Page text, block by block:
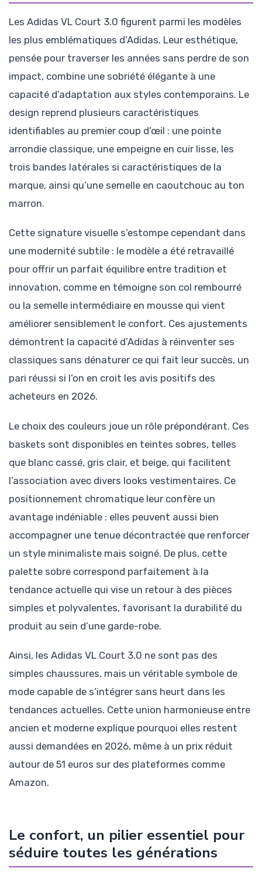
Les Adidas VL Court 3.0 figurent parmi les modèles
les plus emblématiques d’Adidas. Leur esthétique,
pensée pour traverser les années sans perdre de son
impact, combine une sobriété élégante à une
capacité d’adaptation aux styles contemporains. Le
design reprend plusieurs caractéristiques
identifiables au premier coup d’œil : une pointe
arrondie classique, une empeigne en cuir lisse, les
trois bandes latérales si caractéristiques de la
marque, ainsi qu’une semelle en caoutchouc au ton
marron.
Cette signature visuelle s’estompe cependant dans
une modernité subtile : le modèle a été retravaillé
pour offrir un parfait équilibre entre tradition et
innovation, comme en témoigne son col rembourré
ou la semelle intermédiaire en mousse qui vient
améliorer sensiblement le confort. Ces ajustements
démontrent la capacité d’Adidas à réinventer ses
classiques sans dénaturer ce qui fait leur succès, un
pari réussi si l’on en croit les avis positifs des
acheteurs en 2026.
Le choix des couleurs joue un rôle prépondérant. Ces
baskets sont disponibles en teintes sobres, telles
que blanc cassé, gris clair, et beige, qui facilitent
l’association avec divers looks vestimentaires. Ce
positionnement chromatique leur confère un
avantage indéniable : elles peuvent aussi bien
accompagner une tenue décontractée que renforcer
un style minimaliste mais soigné. De plus, cette
palette sobre correspond parfaitement à la
tendance actuelle qui vise un retour à des pièces
simples et polyvalentes, favorisant la durabilité du
produit au sein d’une garde-robe.
Ainsi, les Adidas VL Court 3.0 ne sont pas des
simples chaussures, mais un véritable symbole de
mode capable de s’intégrer sans heurt dans les
tendances actuelles. Cette union harmonieuse entre
ancien et moderne explique pourquoi elles restent
aussi demandées en 2026, même à un prix réduit
autour de 51 euros sur des plateformes comme
Amazon.
Le confort, un pilier essentiel pour
séduire toutes les générations